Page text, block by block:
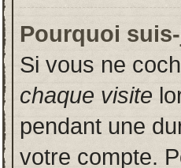
Pourquoi
Si vous ne
chaque visite
pendant une
votre compte.